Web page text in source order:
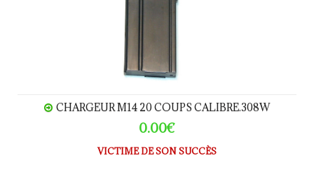
CHARGEUR M14 20 COUPS CALIBRE.308W
0.00€
VICTIME DE SON SUCCÈS